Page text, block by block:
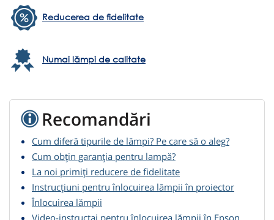
Reducerea de fidelitate
Numai lămpi de calitate
Recomandări
Cum diferă tipurile de lămpi? Pe care să o aleg?
Cum obțin garanția pentru lampă?
La noi primiți reducere de fidelitate
Instrucțiuni pentru înlocuirea lămpii în proiector
Înlocuirea lămpii